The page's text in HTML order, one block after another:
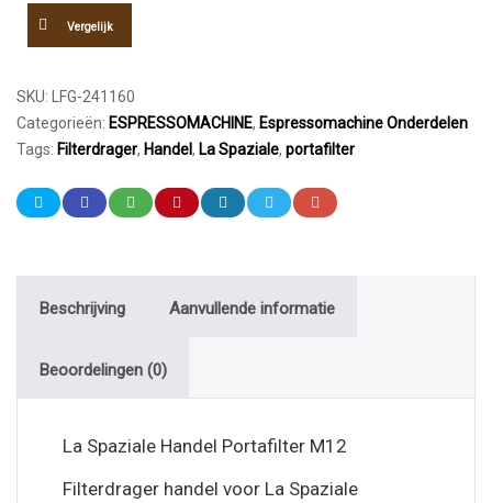
Vergelijk
SKU:
LFG-241160
Categorieën: ESPRESSOMACHINE, Espressomachine Onderdelen
Tags: Filterdrager, Handel, La Spaziale, portafilter
Beschrijving Aanvullende informatie
Beoordelingen (0)
La Spaziale Handel Portafilter M12
Filterdrager handel voor La Spaziale